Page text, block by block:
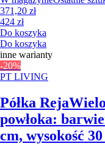
371,20 zł
424 zł
Do koszyka
Do koszyka
inne warianty
-20%
PT LIVING
Półka Reja
powłoka:
cm, wysokość